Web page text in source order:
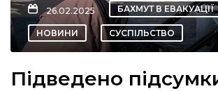
26.02.2025 БАХМУТ В ЕВАКУАЦІЇ
НОВИНИ СУСПІЛЬСТВО
Підведено